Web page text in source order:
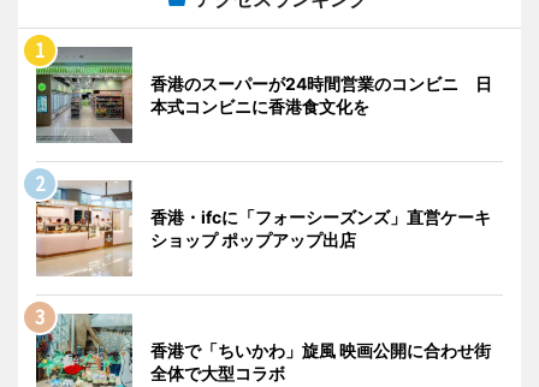
香港のスーパーが24時間営業のコンビニ 日
本式コンビニに香港食文化を
香港・ifcに「フォーシーズンズ」直営ケーキ
ショップ ポップアップ出店
香港で「ちいかわ」旋風 映画公開に合わせ街
全体で大型コラボ